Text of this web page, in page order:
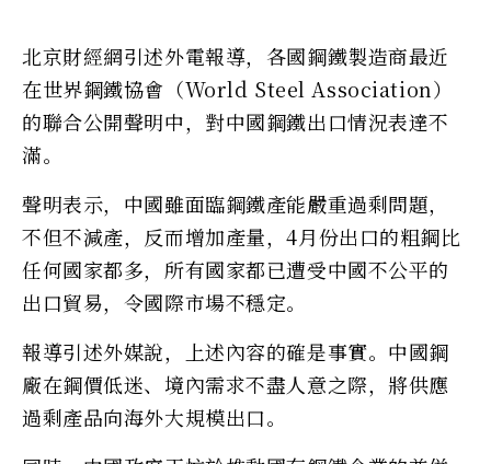
北京財經網引述外電報導，各國鋼鐵製造商最近
在世界鋼鐵協會（World Steel Association）
的聯合公開聲明中，對中國鋼鐵出口情況表達不
滿。
聲明表示，中國雖面臨鋼鐵產能嚴重過剩問題，
不但不減產，反而增加產量，4月份出口的粗鋼比
任何國家都多，所有國家都已遭受中國不公平的
出口貿易，令國際市場不穩定。
報導引述外媒說，上述內容的確是事實。中國鋼
廠在鋼價低迷、境內需求不盡人意之際，將供應
過剩產品向海外大規模出口。